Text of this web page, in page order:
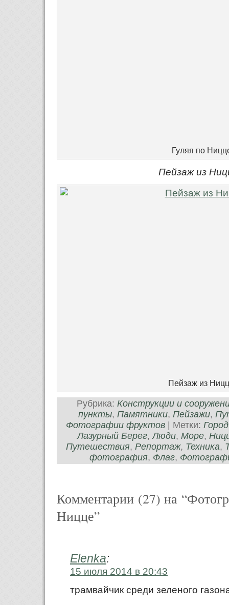
Гуляя по
Пейзаж из
Пейзаж из
Рубрика: Конструкции и
пункты, Памятники, Пейзажи,
Фотографии фруктов | Метки: Город
Лазурный Берег,Люди, Море,
Путешествия, Репортаж, Техника,
фотография, Флаг,
Комментарии (27) на
Ницце”
Elenka:
15 июля 2014 в 20:43
трамвайчик среди зеленого